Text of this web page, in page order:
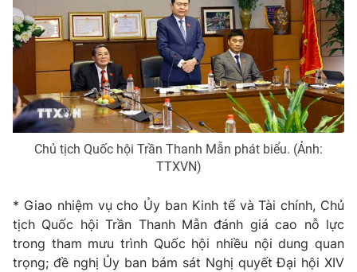
Chủ tịch Quốc hội Trần Thanh Mẫn phát biểu. (Ảnh:
TTXVN)
* Giao nhiệm vụ cho Ủy ban Kinh tế và Tài chính, Chủ
tịch Quốc hội Trần Thanh Mẫn đánh giá cao nỗ lực
trong tham mưu trình Quốc hội nhiều nội dung quan
trọng; đề nghị Ủy ban bám sát Nghị quyết Đại hội XIV